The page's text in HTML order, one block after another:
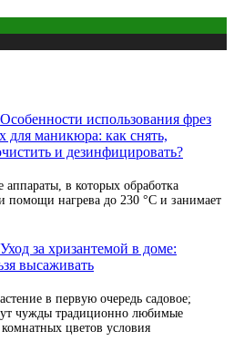
Особенности использования фрез
для маникюра: как снять,
и дезинфицировать?
аппараты, в которых обработка
помощи нагрева до 230 °С и занимает
Уход за хризантемой в доме:
высаживать
в первую очередь садовое;
чужды традиционно любимые
цветов условия